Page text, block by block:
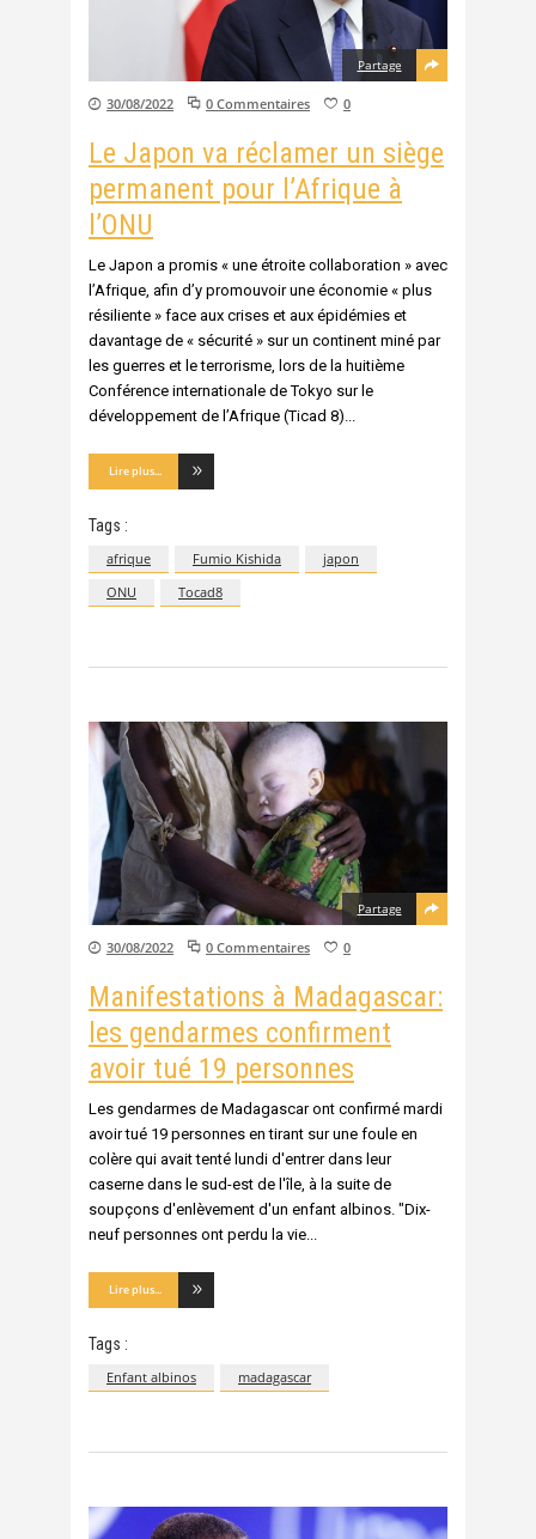
Partage
30/08/2022 0 Commentaires 0
Le Japon va réclamer un siège
permanent pour l’Afrique à
l’ONU
Le Japon a promis « une étroite collaboration » avec
l’Afrique, afin d’y promouvoir une économie « plus
résiliente » face aux crises et aux épidémies et
davantage de « sécurité » sur un continent miné par
les guerres et le terrorisme, lors de la huitième
Conférence internationale de Tokyo sur le
développement de l’Afrique (Ticad 8)
Lire plus...
Tags :
afrique Fumio Kishida
japon
ONU
Tocad8
Partage
30/08/2022 0 Commentaires 0
Manifestations à Madagascar:
les gendarmes confirment
avoir tué 19 personnes
Les gendarmes de Madagascar ont confirmé mardi
avoir tué 19 personnes en tirant sur une foule en
colère qui avait tenté lundi d'entrer dans leur
caserne dans le sud-est de l'île, à la suite de
soupçons d'enlèvement d'un enfant albinos. "Dix-
neuf personnes ont perdu la vie
Lire plus...
Tags :
Enfant albinos madagascar